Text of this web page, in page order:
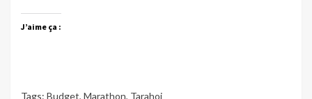
J’aime ça :
Tags: Budget, Marathon, Tarahoi